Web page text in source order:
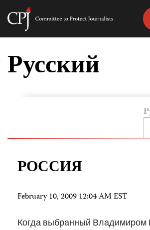
Skip
content
Committee
Journalists
Русский
РОССИЯ
February 10, 2009 12:04 AM EST
Когда выбранный Владимиром